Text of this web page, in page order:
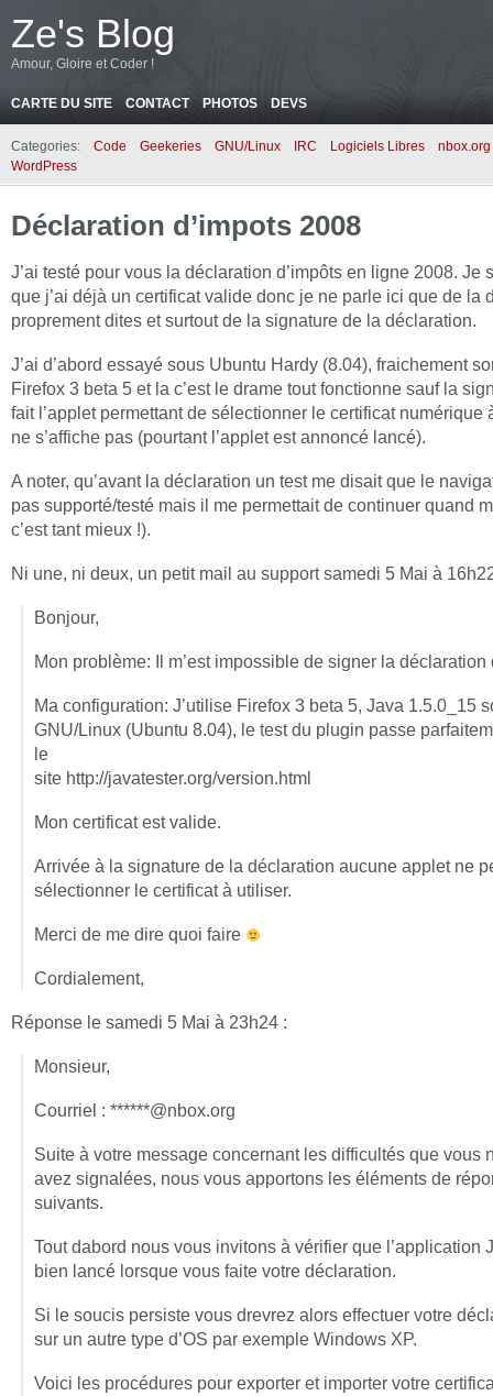
Ze's Blog
Amour, Gloire et Coder !
CARTE DU SITE CONTACT PHOTOS DEVS
Categories: Code Geekeries GNU/Linux IRC Logiciels Libres
nbox.org
WordPress
Déclaration d’impots 2008
J’ai testé pour vous la déclaration d’impôts en ligne 2008. Je
que j’ai déjà un certificat valide donc je ne parle ici que de la
proprement dites et surtout de la signature de la déclaration.
J’ai d’abord essayé sous Ubuntu Hardy (8.04), fraichement
Firefox 3 beta 5 et la c’est le drame tout fonctionne sauf la
fait l’applet permettant de sélectionner le certificat numérique
ne s’affiche pas (pourtant l’applet est annoncé lancé).
A noter, qu’avant la déclaration un test me disait que le
pas supporté/testé mais il me permettait de continuer quand
c’est tant mieux !).
Ni une, ni deux, un petit mail au support samedi 5 Mai à
Bonjour,
Mon problème: Il m’est impossible de signer la déclaration
Ma configuration: J’utilise Firefox 3 beta 5, Java 1.5.0_15
GNU/Linux (Ubuntu 8.04), le test du plugin passe
le
site http://javatester.org/version.html
Mon certificat est valide.
Arrivée à la signature de la déclaration aucune applet ne
sélectionner le certificat à utiliser.
Merci de me dire quoi faire
Cordialement,
Réponse le samedi 5 Mai à 23h24 :
Monsieur,
Courriel : ******@nbox.org
Suite à votre message concernant les difficultés que vous
avez signalées, nous vous apportons les éléments de
suivants.
Tout dabord nous vous invitons à vérifier que l’application
bien lancé lorsque vous faite votre déclaration.
Si le soucis persiste vous drevrez alors effectuer votre
sur un autre type d’OS par exemple Windows XP.
Voici les procédures pour exporter et importer votre